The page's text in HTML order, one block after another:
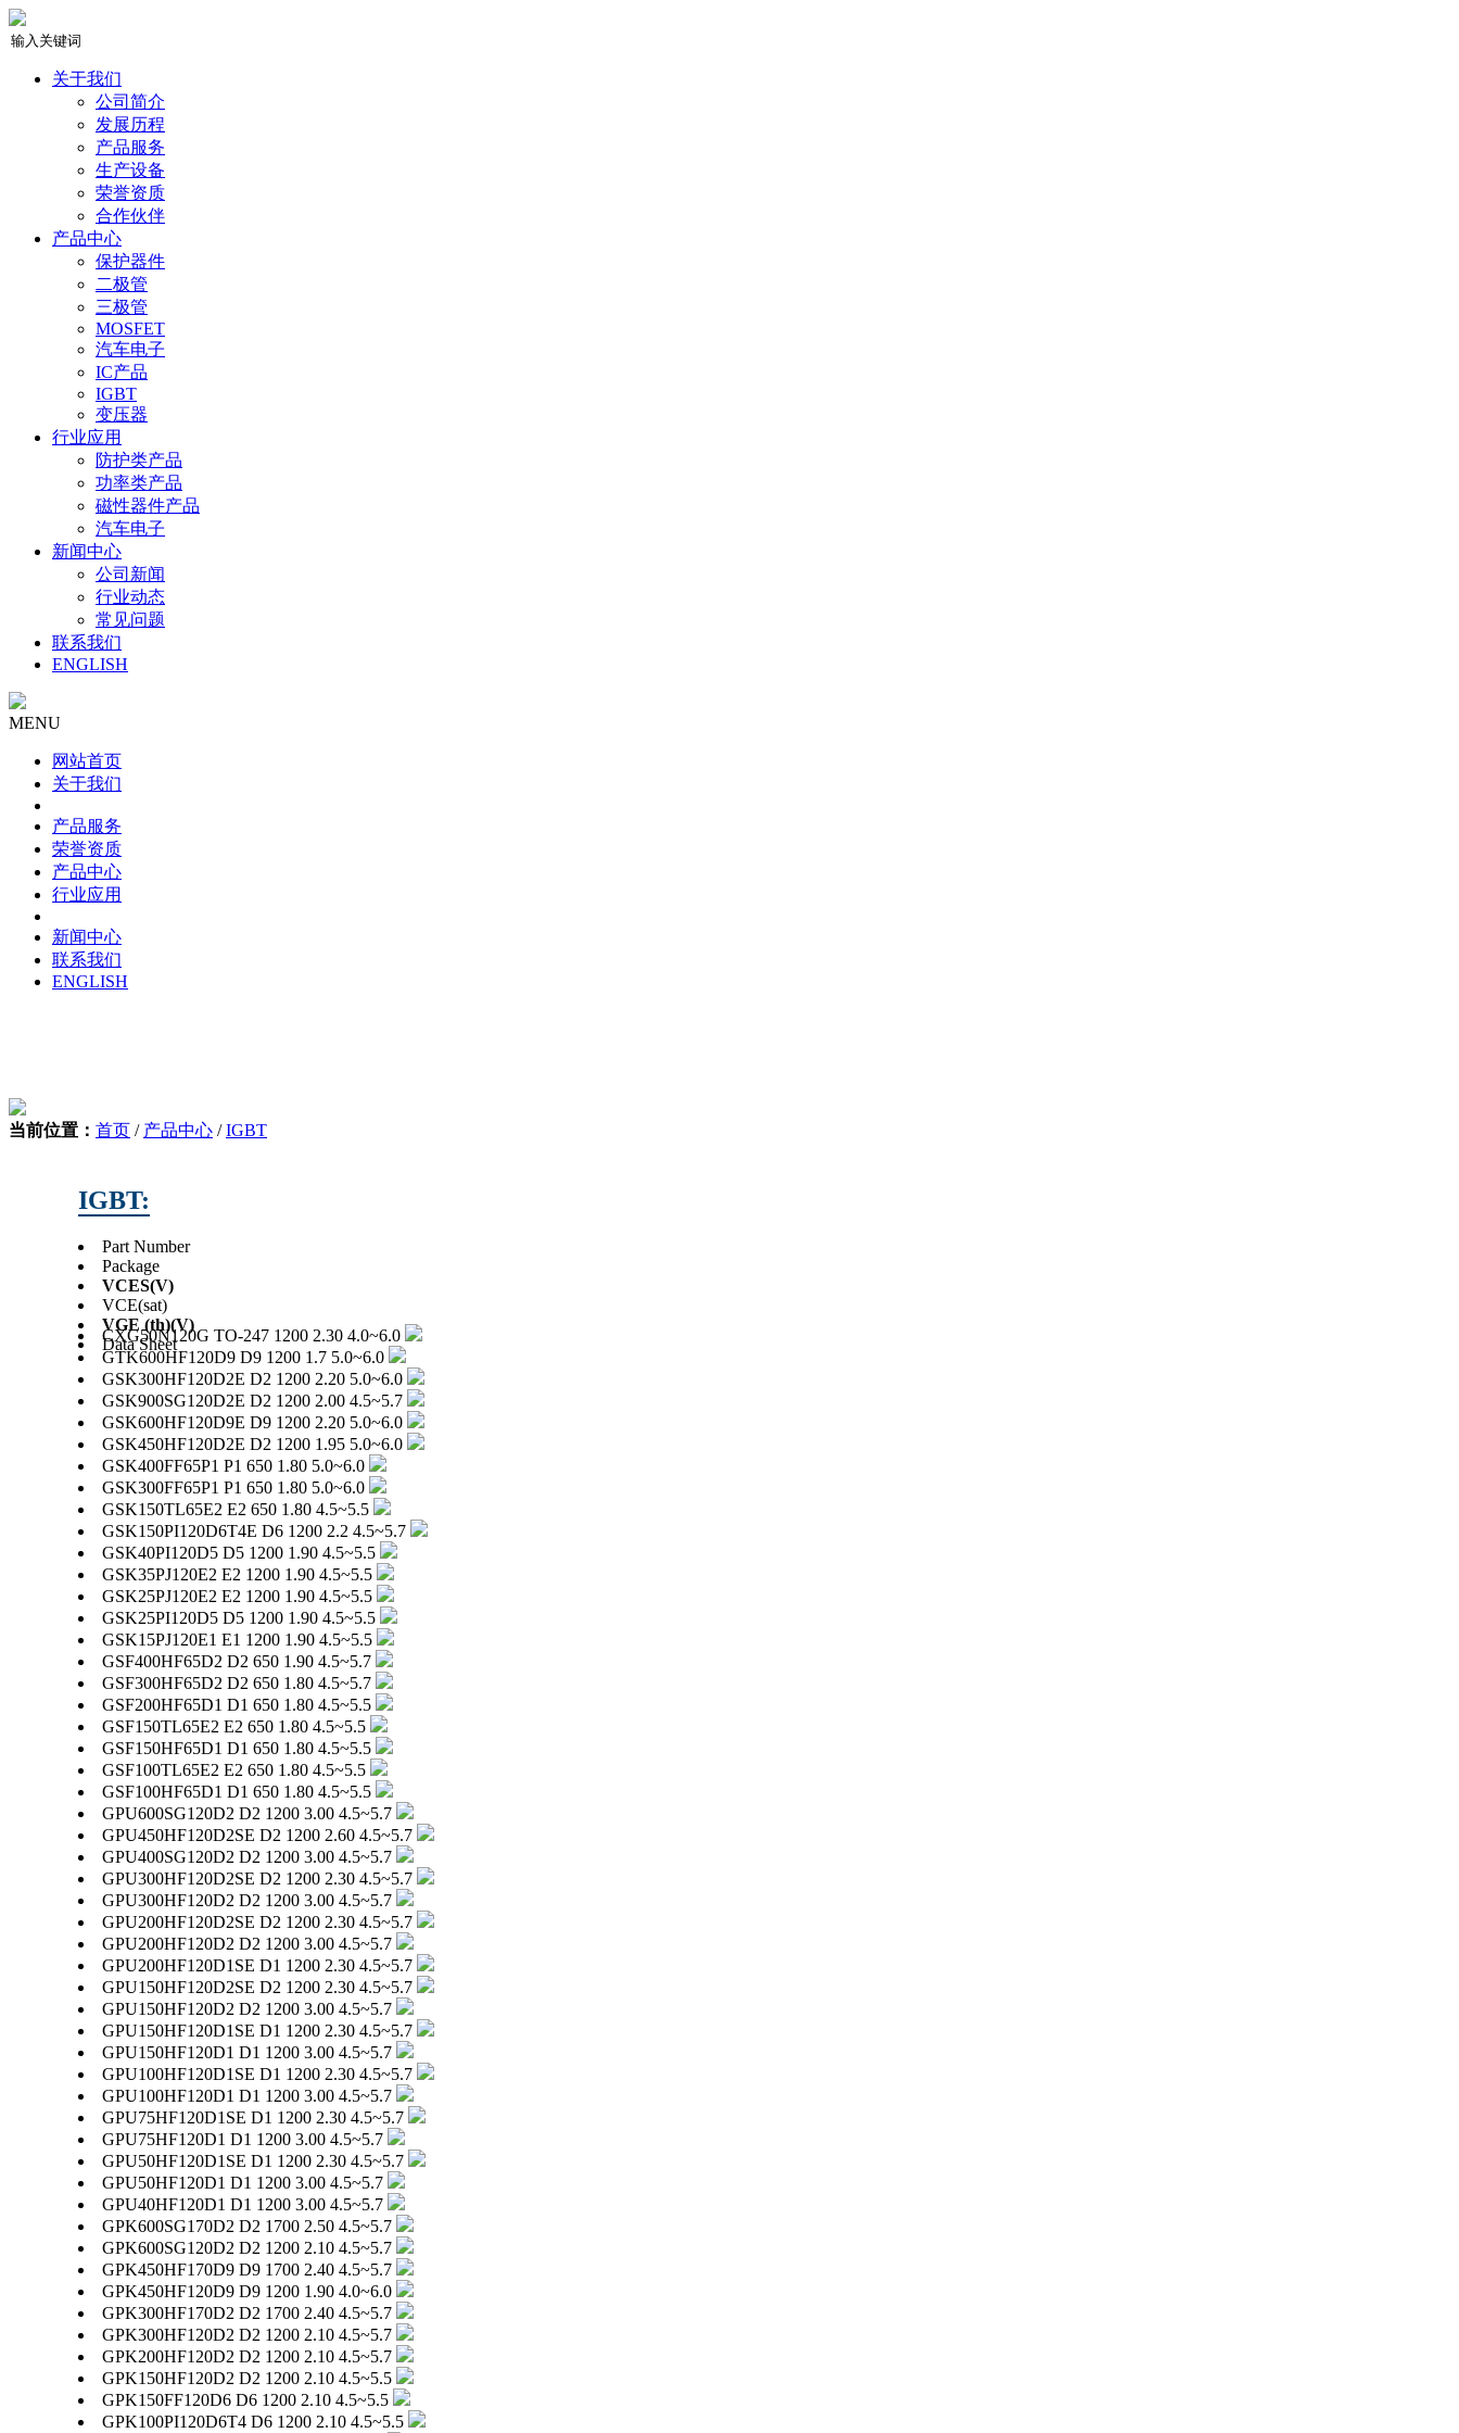
关于我们
公司简介
发展历程
产品服务
生产设备
荣誉资质
合作伙伴
产品中心
保护器件
二极管
三极管
MOSFET
汽车电子
IC产品
IGBT
变压器
行业应用
防护类产品
功率类产品
磁性器件产品
汽车电子
新闻中心
公司新闻
行业动态
常见问题
联系我们
ENGLISH
MENU
网站首页
关于我们
产品服务
荣誉资质
产品中心
行业应用
新闻中心
联系我们
ENGLISH
当前位置： 首页 / 产品中心 /IGBT
IGBT:
CXG50N120G TO-247 1200 2.30 4.0~6.0
GTK600HF120D9 D9 1200 1.7 5.0~6.0
GSK300HF120D2E D2 1200 2.20 5.0~6.0
GSK900SG120D2E D2 1200 2.00 4.5~5.7
GSK600HF120D9E D9 1200 2.20 5.0~6.0
GSK450HF120D2E D2 1200 1.95 5.0~6.0
GSK400FF65P1 P1 650 1.80 5.0~6.0
GSK300FF65P1 P1 650 1.80 5.0~6.0
GSK150TL65E2 E2 650 1.80 4.5~5.5
GSK150PI120D6T4E D6 1200 2.2 4.5~5.7
GSK40PI120D5 D5 1200 1.90 4.5~5.5
GSK35PJ120E2 E2 1200 1.90 4.5~5.5
GSK25PJ120E2 E2 1200 1.90 4.5~5.5
GSK25PI120D5 D5 1200 1.90 4.5~5.5
GSK15PJ120E1 E1 1200 1.90 4.5~5.5
GSF400HF65D2 D2 650 1.90 4.5~5.7
GSF300HF65D2 D2 650 1.80 4.5~5.7
GSF200HF65D1 D1 650 1.80 4.5~5.5
GSF150TL65E2 E2 650 1.80 4.5~5.5
GSF150HF65D1 D1 650 1.80 4.5~5.5
GSF100TL65E2 E2 650 1.80 4.5~5.5
GSF100HF65D1 D1 650 1.80 4.5~5.5
GPU600SG120D2 D2 1200 3.00 4.5~5.7
GPU450HF120D2SE D2 1200 2.60 4.5~5.7
GPU400SG120D2 D2 1200 3.00 4.5~5.7
GPU300HF120D2SE D2 1200 2.30 4.5~5.7
GPU300HF120D2 D2 1200 3.00 4.5~5.7
GPU200HF120D2SE D2 1200 2.30 4.5~5.7
GPU200HF120D2 D2 1200 3.00 4.5~5.7
GPU200HF120D1SE D1 1200 2.30 4.5~5.7
GPU150HF120D2SE D2 1200 2.30 4.5~5.7
GPU150HF120D2 D2 1200 3.00 4.5~5.7
GPU150HF120D1SE D1 1200 2.30 4.5~5.7
GPU150HF120D1 D1 1200 3.00 4.5~5.7
GPU100HF120D1SE D1 1200 2.30 4.5~5.7
GPU100HF120D1 D1 1200 3.00 4.5~5.7
GPU75HF120D1SE D1 1200 2.30 4.5~5.7
GPU75HF120D1 D1 1200 3.00 4.5~5.7
GPU50HF120D1SE D1 1200 2.30 4.5~5.7
GPU50HF120D1 D1 1200 3.00 4.5~5.7
GPU40HF120D1 D1 1200 3.00 4.5~5.7
GPK600SG170D2 D2 1700 2.50 4.5~5.7
GPK600SG120D2 D2 1200 2.10 4.5~5.7
GPK450HF170D9 D9 1700 2.40 4.5~5.7
GPK450HF120D9 D9 1200 1.90 4.0~6.0
GPK300HF170D2 D2 1700 2.40 4.5~5.7
GPK300HF120D2 D2 1200 2.10 4.5~5.7
GPK200HF120D2 D2 1200 2.10 4.5~5.7
GPK150HF120D2 D2 1200 2.10 4.5~5.5
GPK150FF120D6 D6 1200 2.10 4.5~5.5
GPK100PI120D6T4 D6 1200 2.10 4.5~5.5
Part Number
Package
VCES(V)
VCE(sat)
VGE (th)(V)
Data Sheet